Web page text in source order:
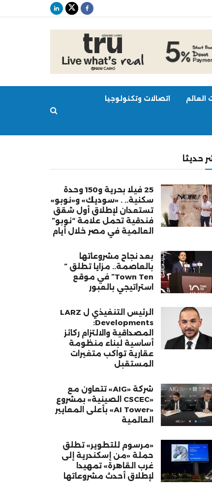
العالم اتصالات وتكنولوجيا
حديثا
25 فيلا بحرية و150 وحدة
سكنية.. . «سوديك» و«نوبو»
تستعدان لإطلاق أول شقق
فندقية تحمل علامة “نوبو”
العالمية في مصر خلال أيام
بعد نجاح مشروعاتها
بالعاصمة.. مزايا تطلق ”
Town Ten” في موقع
استراتيجي بالعبور
الرئيس التنفيذي ل LARZ
Developments:
المصداقية والالتزام ركائز
أساسية لبناء منظومة
عقارية تواكب متغيرات
المستقبل
شركة «AIG» تتعاون مع
«CSCEC الصينية» بمشروع
«AI Tower» بأعلى المعايير
العالمية
«مرسوم للتطوير» تطلق
حملة «من إسكندرية إلى
غرب القاهرة» تمهيدا
لإطلاق أحدث مشروعاتها